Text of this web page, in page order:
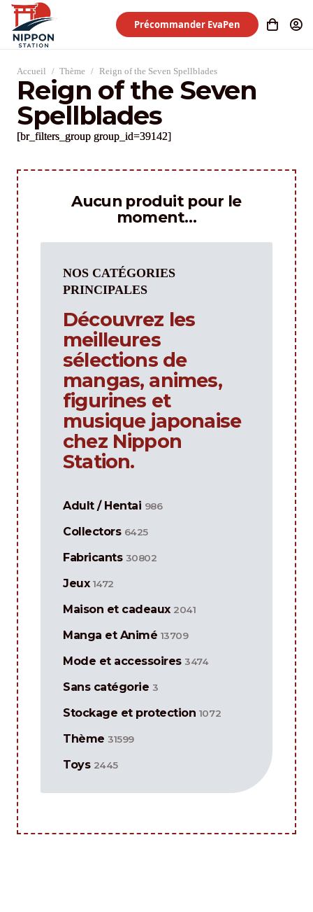
Précommander EvaPen
Accueil / Thème / Reign of the Seven Spellblades
Reign of the Seven
Spellblades
[br_filters_group group_id=39142]
Aucun produit pour le
moment…
NOS CATÉGORIES
PRINCIPALES
Découvrez les
meilleures
sélections de
mangas, animes,
figurines et
musique japonaise
chez Nippon
Station.
Adult / Hentai 986
Collectors 6425
Fabricants 30802
Jeux 1472
Maison et cadeaux 2041
Manga et Animé 13709
Mode et accessoires 3474
Sans catégorie 3
Stockage et protection 1072
Thème 31599
Toys 2445